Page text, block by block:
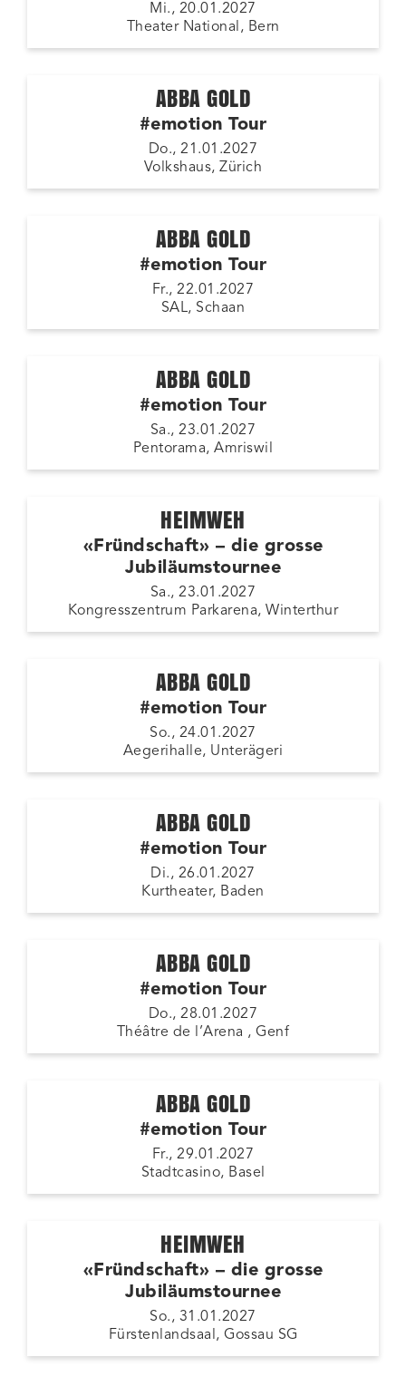
Mi., 20.01.2027
Theater National, Bern
ABBA GOLD
#emotion Tour
Do., 21.01.2027
Volkshaus, Zürich
ABBA GOLD
#emotion Tour
Fr., 22.01.2027
SAL, Schaan
ABBA GOLD
#emotion Tour
Sa., 23.01.2027
Pentorama, Amriswil
HEIMWEH
«Fründschaft» – die grosse
Jubiläumstournee
Sa., 23.01.2027
Kongresszentrum Parkarena, Winterthur
ABBA GOLD
#emotion Tour
So., 24.01.2027
Aegerihalle, Unterägeri
ABBA GOLD
#emotion Tour
Di., 26.01.2027
Kurtheater, Baden
ABBA GOLD
#emotion Tour
Do., 28.01.2027
Théâtre de l’Arena , Genf
ABBA GOLD
#emotion Tour
Fr., 29.01.2027
Stadtcasino, Basel
HEIMWEH
«Fründschaft» – die grosse
Jubiläumstournee
So., 31.01.2027
Fürstenlandsaal, Gossau SG